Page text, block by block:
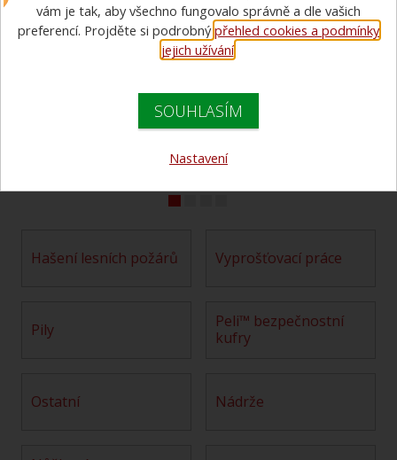
Flow RB 100D EN
Rosenbauer
proudnice s nastavitelným prutokem,
17 078 Kč s DPH
hašení lesních požárů vyprošťovací práce
pily
Peli™ bezpečnostní
kufry
ostatní nádrže
vám je tak, aby všechno fungovalo správně a dle vašich
preferencí. Projděte si podrobnýpřehled cookies a podmínky
jejich užívání.
SOUHLASÍM
Nastavení